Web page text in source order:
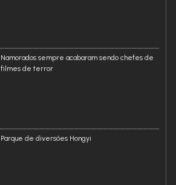
Namorados sempre acabaram sendo chefes de
filmes de terror
Parque de diversões Hongyi